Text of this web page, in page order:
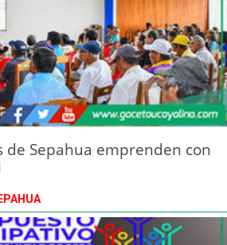
de Sepahua emprenden con